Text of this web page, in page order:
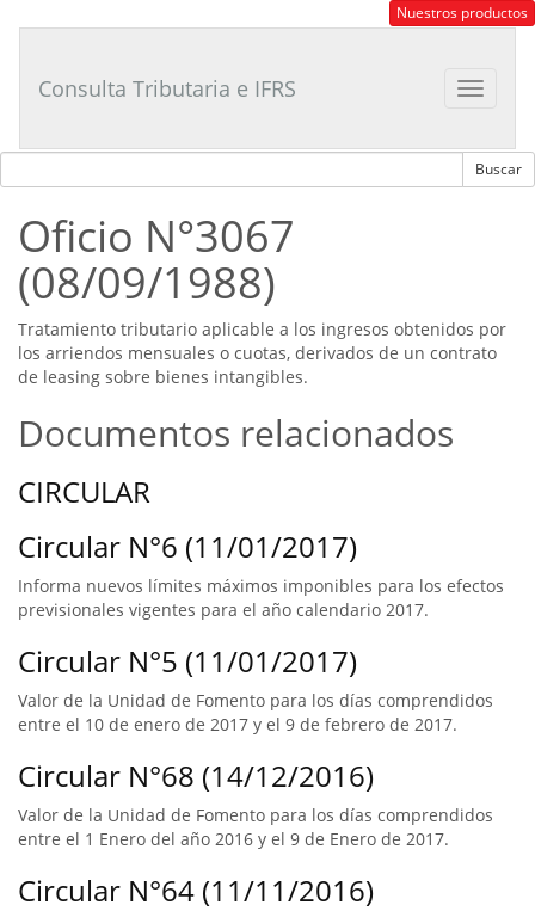
Tributario
Nuestros productos
Toggle
Consulta Tributaria e IFRS
Oficio N°3067
(08/09/1988)
Tratamiento tributario aplicable a los ingresos obtenidos por
los arriendos mensuales o cuotas, derivados de un contrato
de leasing sobre bienes intangibles.
Documentos relacionados
CIRCULAR
Circular N°6 (11/01/2017)
Informa nuevos límites máximos imponibles para los efectos
previsionales vigentes para el año calendario 2017.
Circular N°5 (11/01/2017)
Valor de la Unidad de Fomento para los días comprendidos
entre el 10 de enero de 2017 y el 9 de febrero de 2017.
Circular N°68 (14/12/2016)
Valor de la Unidad de Fomento para los días comprendidos
entre el 1 Enero del año 2016 y el 9 de Enero de 2017.
Circular N°64 (11/11/2016)